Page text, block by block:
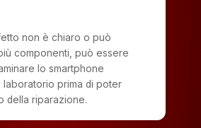
non è chiaro o può
componenti, può essere
lo smartphone
laboratorio prima di poter
della riparazione.